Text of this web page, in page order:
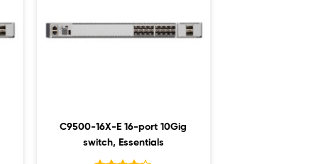
C9500-16X-E 16-port 10Gig
switch, Essentials